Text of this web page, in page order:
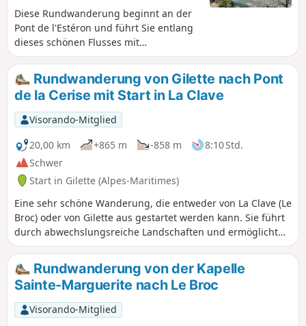
Diese Rundwanderung beginnt an der
Pont de l'Estéron und führt Sie entlang
dieses schönen Flusses mit
türkisfarbenem Wasser, bevor Sie an
einem kleinen Bach entlang in den Wald
hinaufsteigen und auf kleinen
abgelegenen Straßen zur Kapelle
Sainte-Marguerite (17. Jahrhundert)
gelangen. Der Abstieg erfolgt über
einen schönen Weg mit Blick auf den
Estéron und einigen schönen
Ausblicken auf die Plaine du Var am
Ende. Diese Tour kann auch in
umgekehrter Richtung unternommen
werden, um den Abschnitt entlang des
Flusses zum Abschluss zu haben.
Rundwanderung von Gilette nach Pont
de la Cerise mit Start in La Clave
Visorando-Mitglied
20,00 km
+865 m -858 m
8:10 Std.
Schwer
Start in Gilette (Alpes-Maritimes)
Eine sehr schöne Wanderung, die entweder von La Clave (Le
Broc) oder von Gilette aus gestartet werden kann. Sie führt
durch abwechslungsreiche Landschaften und ermöglicht
es, die Voralpen zu entdecken... ganz in der Nähe des
Estéron Wir haben uns entschieden, diese Route mit dem
Aufstieg nach Gilette von La Clave aus zu beginnen, um
diese Schwierigkeit am Ende der Wanderung zu vermeiden.
Im Laufe dieser Wanderung können Sie den Fluss dreimal
leicht erreichen.
Rundwanderung von der Kapelle
Sainte-Marguerite nach Le Broc
Visorando-Mitglied